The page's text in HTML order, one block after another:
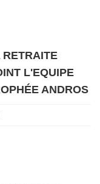
L'EQUIPE
ANDROS